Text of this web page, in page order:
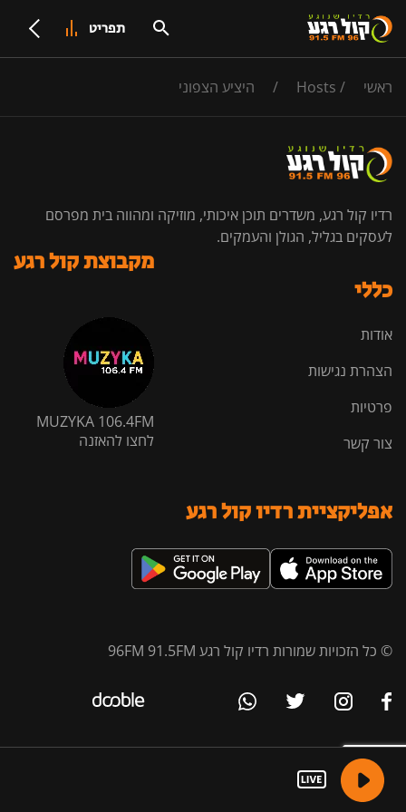
תפריט
ראשי /
Hosts
/ היציע הצפוני
רדיו קול רגע, משדרים תוכן איכותי, מוזיקה ומהווה בית מפרסם
לעסקים בגליל, הגולן והעמקים.
כללי
אודות
הצהרת נגישות
פרטיות
צור קשר
מקבוצת קול רגע
MUZYKA 106.4FM
לחצו להאזנה
אפליקציית רדיו קול רגע
© כל הזכויות שמורות רדיו קול רגע 96FM 91.5FM